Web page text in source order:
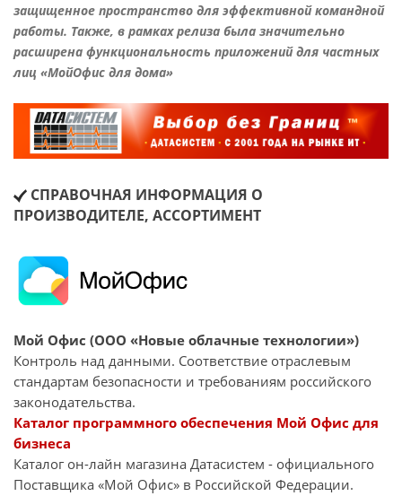
защищенное пространство для эффективной командной
работы. Также, в рамках релиза была значительно
расширена функциональность приложений для частных
лиц «МойОфис для дома»
СПРАВОЧНАЯ ИНФОРМАЦИЯ О
ПРОИЗВОДИТЕЛЕ, АССОРТИМЕНТ
Мой Офис (ООО «Новые облачные технологии»)
Контроль над данными. Соответствие отраслевым
стандартам безопасности и требованиям российского
законодательства.
Каталог программного обеспечения Мой Офис для
бизнеса
Каталог он-лайн магазина Датасиcтем - официального
Поставщика «Мой Офис» в Российской Федерации.